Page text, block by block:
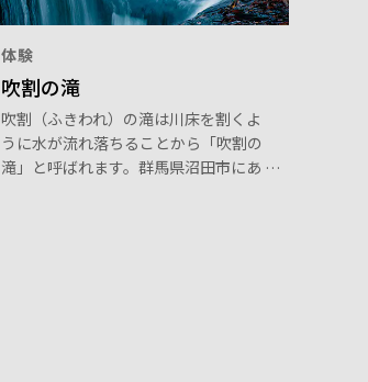
体験
吹割の滝
吹割（ふきわれ）の滝は川床を割くよ
うに水が流れ落ちることから「吹割の
滝」と呼ばれます。群馬県沼田市にあ